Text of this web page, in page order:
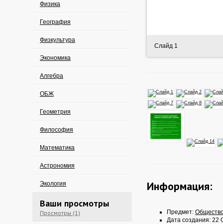
Физика
География
Физкультура
Экономика
Алгебра
ОБЖ
Геометрия
Философия
Математика
Астрономия
Экология
Ваши просмотры
Просмотры (1)
Слайд 1
Информация:
Предмет:
Дата создания: 22